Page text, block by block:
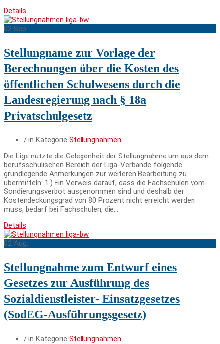
Details
02 Sep.
Stellungname zur Vorlage der
Berechnungen über die Kosten des
öffentlichen Schulwesens durch die
Landesregierung nach § 18a
Privatschulgesetz
/ in Kategorie Stellungnahmen
Die Liga nutzte die Gelegenheit der Stellungnahme um aus dem
berufsschulischen Bereich der Liga-Verbände folgende
grundlegende Anmerkungen zur weiteren Bearbeitung zu
übermitteln: 1.) Ein Verweis darauf, dass die Fachschulen vom
Sondierungsverbot ausgenommen sind und deshalb der
Kostendeckungsgrad von 80 Prozent nicht erreicht werden
muss, bedarf bei Fachschulen, die…
Details
02 Aug.
Stellungnahme zum Entwurf eines
Gesetzes zur Ausführung des
Sozialdienstleister- Einsatzgesetzes
(SodEG-Ausführungsgesetz)
/ in Kategorie Stellungnahmen